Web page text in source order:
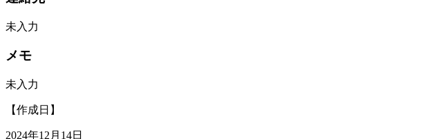
未入力
メモ
未入力
【作成日】
2024年12月14日